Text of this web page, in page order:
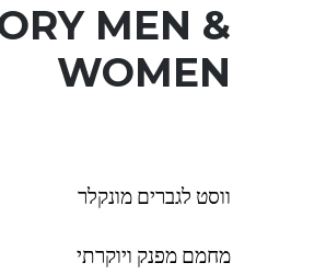
MEN &
WOMEN
ווסט לגברים מונקלר
מחמם מפנק ויוקרתי